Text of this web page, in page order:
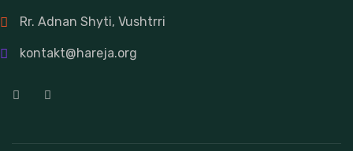
Rr. Adnan Shyti, Vushtrri
kontakt@hareja.org